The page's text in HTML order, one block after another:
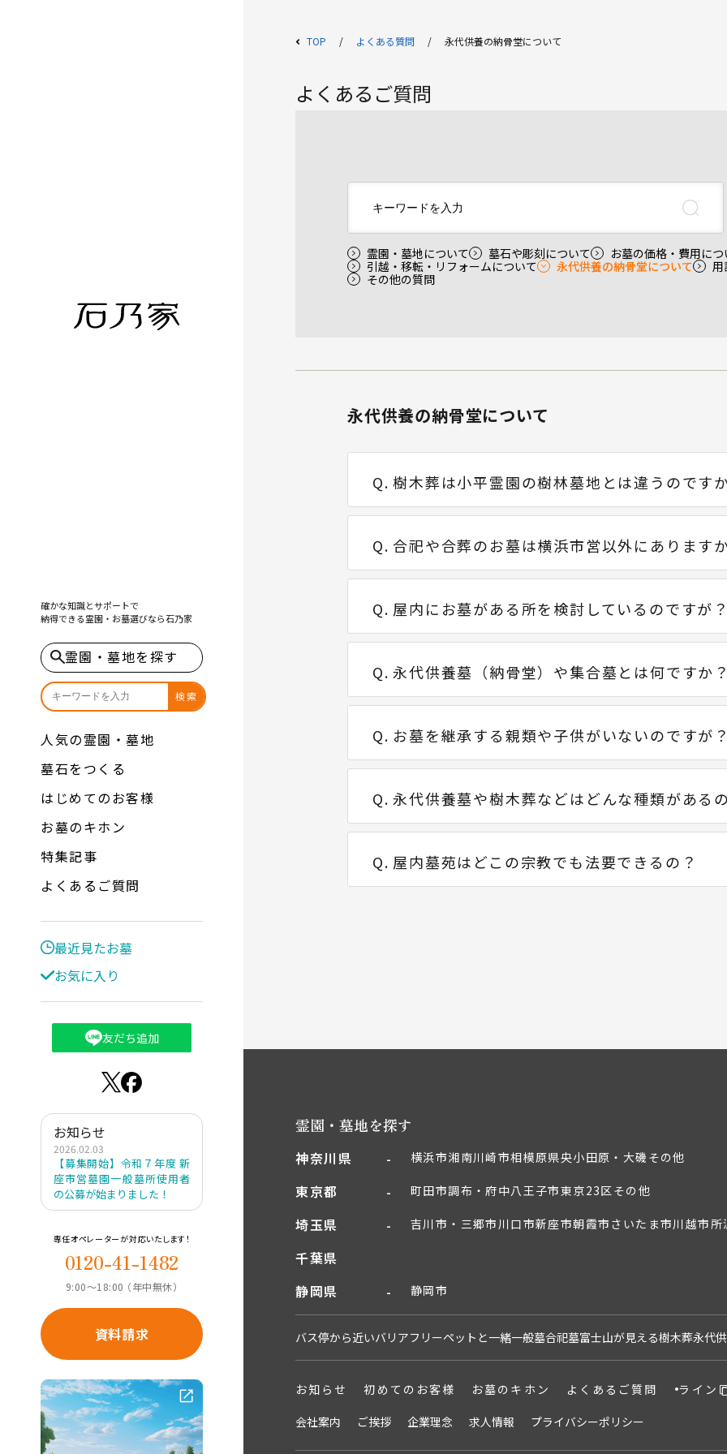
確かな知識とサポートで
納得できる霊園・お墓選びなら石乃家
霊園・墓地を探す
検索
人気の霊園・墓地
墓石をつくる
はじめてのお客様
お墓のキホン
特集記事
よくあるご質問
最近見たお墓
お気に入り
友だち追加
お知らせ
2026.02.03
【募集開始】令和７年度 新
座市営墓園一般墓所使用者
の公募が始まりました！
専任オペレーターが対応いたします！
0120-41-1482
9:00〜18:00 （年中無休）
資料請求
TOP よくある質問 永代供養の納骨堂について
よくあるご質問
霊園・墓地について 墓石や彫刻について
お墓の価格・費用に
引越・移転・リフォームについて
永代供養の納骨堂について
用
その他の質問
永代供養の納骨堂について
樹木葬は小平霊園の樹林墓地とは違うのです
合祀や合葬のお墓は横浜市営以外にあります
屋内にお墓がある所を検討しているのですが
永代供養墓（納骨堂）や集合墓とは何ですか
お墓を継承する親類や子供がいないのですが
永代供養墓や樹木葬などはどんな種類がある
屋内墓苑はどこの宗教でも法要できるの？
霊園・墓地を探す
神奈川県 横浜市湘南川崎市相模原県央小田原・大磯 その他
東京都 町田市調布・府中八王子市東京23区その他
埼玉県 吉川市・三郷市川口市新座市朝霞市 さいたま市川越市所
千葉県
静岡県
静岡市
バス停から近いバリアフリーペットと一緒一般墓合祀墓富士山が見える樹木葬永代
お知らせ 初めてのお客様 お墓のキホン よくあるご質問
ライン
会社案内
ご挨拶 企業理念 求人情報 プライバシーポリシー